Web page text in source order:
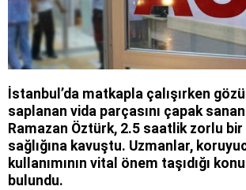
İstanbul’da matkapla çalışırken
saplanan vida parçasını çapak
Ramazan Öztürk, 2.5 saatlik zorlu
sağlığına kavuştu. Uzmanlar,
kullanımının vital önem taşıdığı
bulundu.